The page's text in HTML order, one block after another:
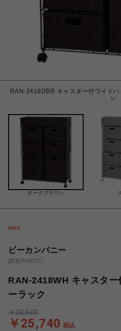
RAN-2418DBR キャスター付ワイド
ン
ダークブラウン
ビーカンパニー
調布PARCO
RAN-2418WH キャスター
ーラック
￥25,740 税込
￥28,600